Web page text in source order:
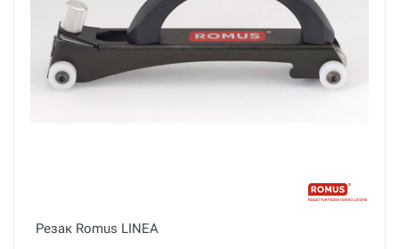
Резак Romus LINEA